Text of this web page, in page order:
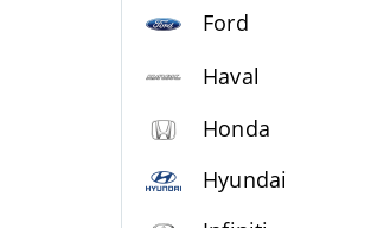
Ford
Haval
Honda
Hyundai